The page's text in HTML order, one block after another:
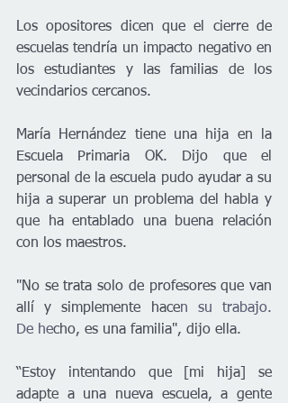
Los opositores dicen que el cierre de
escuelas tendría un impacto negativo en
los estudiantes y las familias de los
vecindarios cercanos.
María Hernández tiene una hija en la
Escuela Primaria OK. Dijo que el
personal de la escuela pudo ayudar a su
hija a superar un problema del habla y
que ha entablado una buena relación
con los maestros.
"No se trata solo de profesores que van
allí y simplemente hacen su trabajo.
De hecho, es una familia", dijo ella.
“Estoy intentando que [mi hija] se
adapte a una nueva escuela, a gente